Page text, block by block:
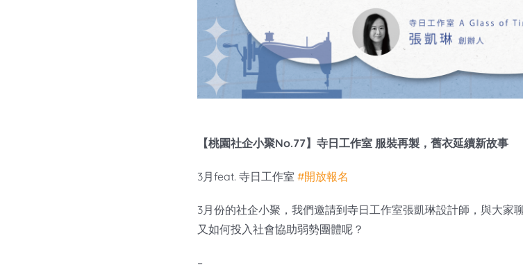
【桃園社企小聚No.77】寺日工作室 服裝再製，舊衣延續新故事
3月feat. 寺日工作室 #開放報名
3月份的社企小聚，我們邀請到寺日工作室張凱琳設計師，與大家
又如何投入社會協助弱勢團體呢？
–